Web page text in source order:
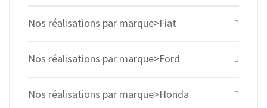
Nos réalisations par marque>Fiat
Nos réalisations par marque>Ford
Nos réalisations par marque>Honda